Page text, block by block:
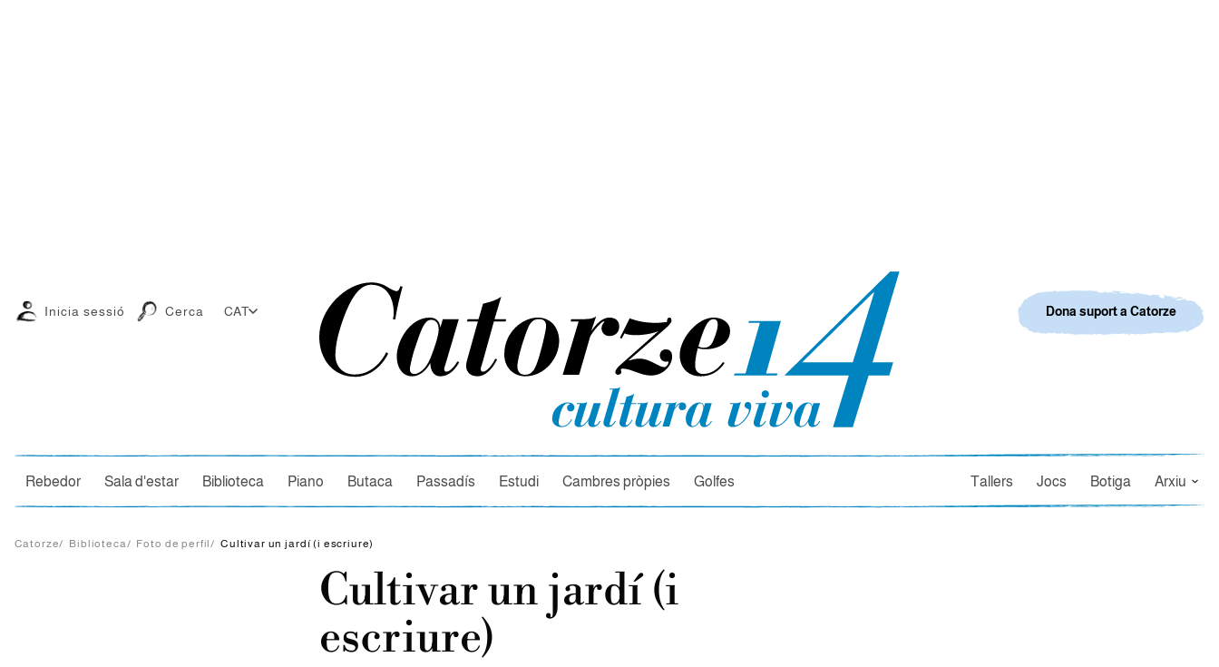
Cercador
Inicia sessió Cerca CAT
Rebedor Sala d'estar Biblioteca Piano Butaca Passadís Estudi Cambres pròpies Golfes Tallers Jocs Botiga Arxiu
Dona suport a Catorze
Catorze/ Biblioteca/ Foto de perfil/ Cultivar un jardí (i escriure)
Cultivar un jardí (i
escriure)